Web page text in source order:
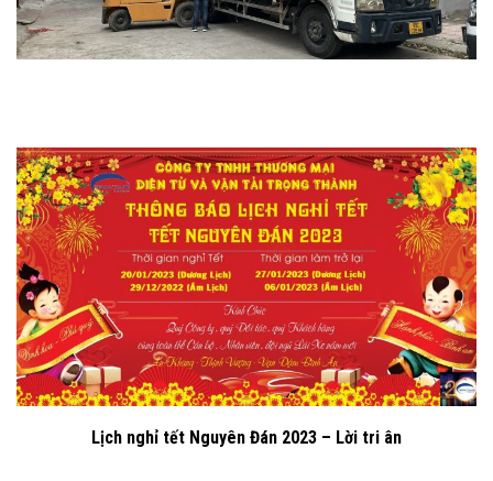
Lịch nghỉ tết Nguyên Đán 2023 – Lời tri ân